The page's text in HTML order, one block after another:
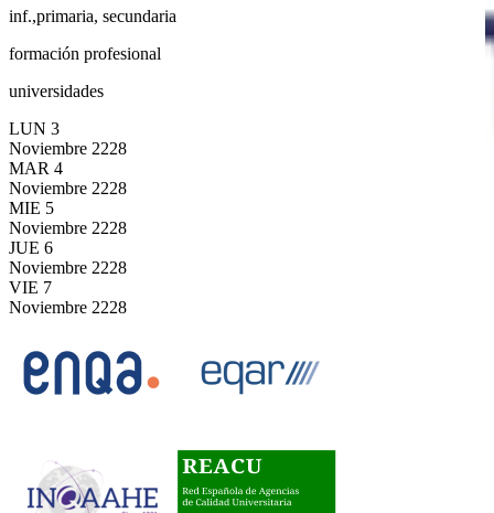
inf.,primaria, secundaria
formación profesional
universidades
LUN 3
Noviembre 2228
MAR 4
Noviembre 2228
MIE 5
Noviembre 2228
JUE 6
Noviembre 2228
VIE 7
Noviembre 2228